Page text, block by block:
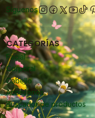
Síguenos
CATEGORÍAS
Facial
Corporal
Cabello
Accesorios
Buscador de productos